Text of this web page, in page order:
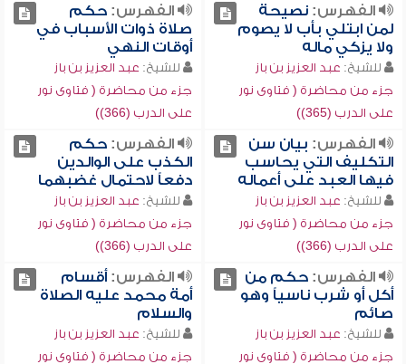
الفهرس:نصيحة
لمن ابتلي بأب لا يصوم
ولا يزكي ماله
للشيخ: عبد العزيز بن باز
جزء من محاضرة ( فتاوى نور
على الدرب (365))
الفهرس:حكم
صلاة ذوات الأسباب في
أوقات النهي
للشيخ: عبد العزيز بن باز
جزء من محاضرة ( فتاوى نور
على الدرب (366))
الفهرس: بيان سن
التكليف التي يحاسب
فيها العبد على أعماله
للشيخ: عبد العزيز بن باز
جزء من محاضرة ( فتاوى نور
على الدرب (366))
الفهرس:حكم
الكذب على الوالدين
دفعاً لاحتمال غضبهما
للشيخ: عبد العزيز بن باز
جزء من محاضرة ( فتاوى نور
على الدرب (366))
الفهرس:حكم من
أكل أو شرب ناسياً وهو
صائم
للشيخ: عبد العزيز بن باز
جزء من محاضرة ( فتاوى نور
الفهرس:أقسام
أمة محمد عليه الصلاة
والسلام
للشيخ: عبد العزيز بن باز
جزء من محاضرة ( فتاوى نور